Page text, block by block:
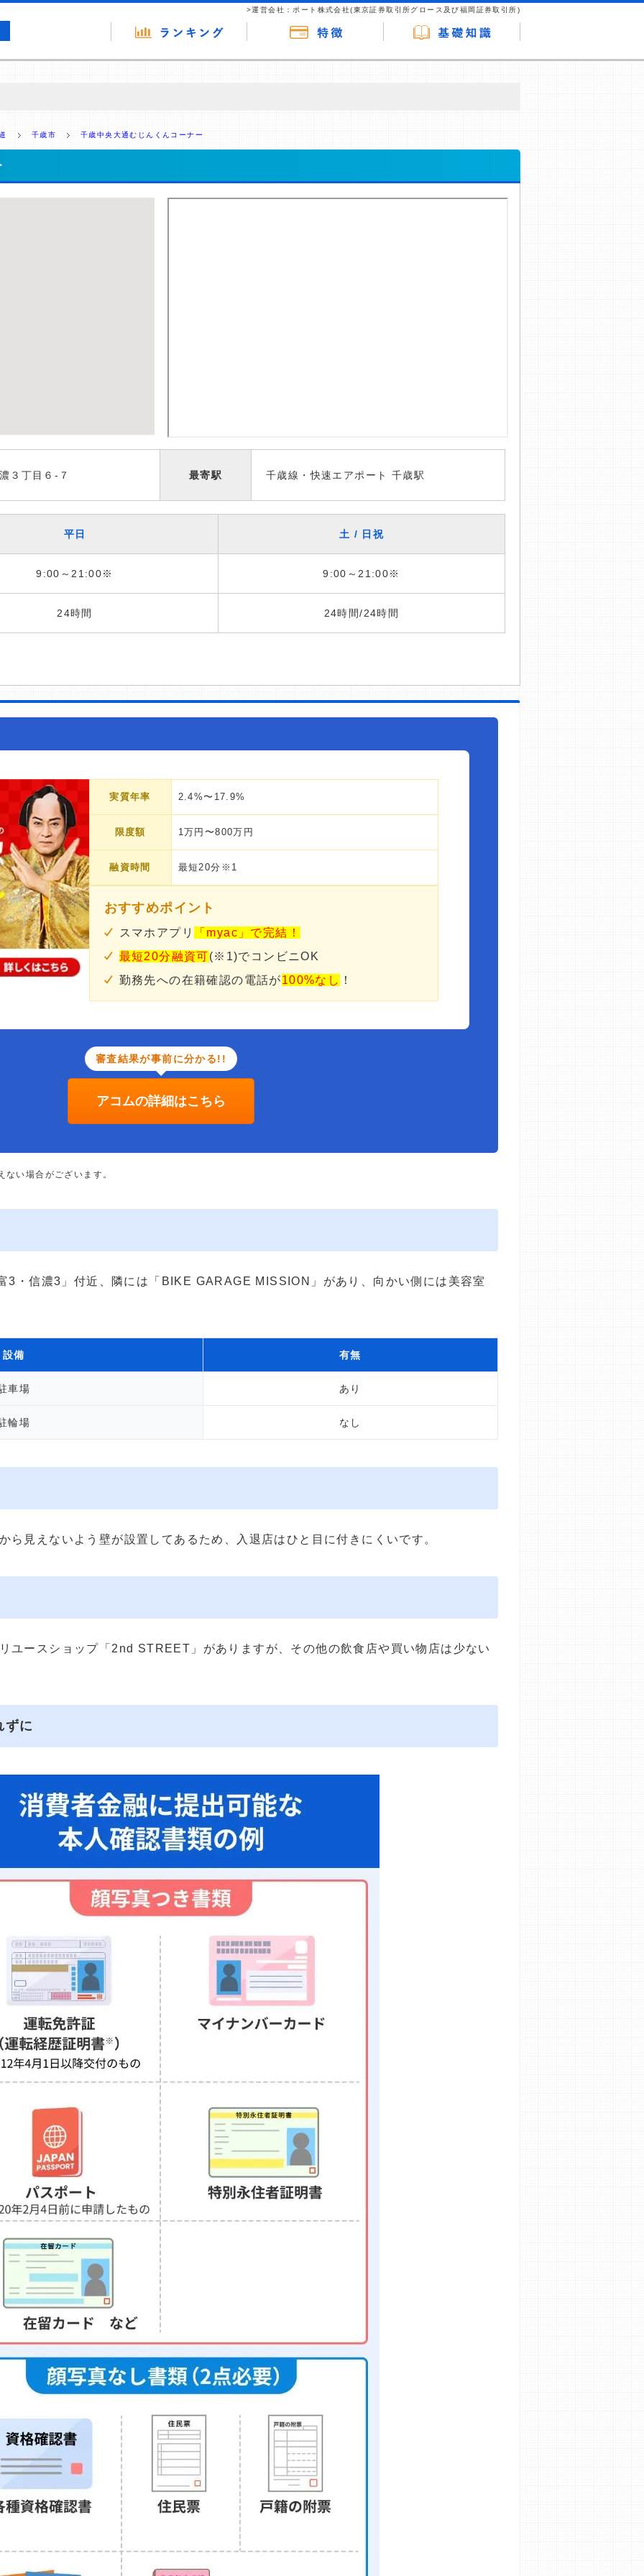
>運営会社：ポート株式会社(東京証券取引所グロース及び福岡証券取引所)
供を行っています。
千歳市 千歳中央大通むじんくんコーナー
３丁目６-７ 最寄駅 千歳線・快速エアポート 千歳駅
平日 土 / 日祝
9:00～21:00※ 9:00～21:00※
24時間 24時間/24時間
実質年率 2.4%〜17.9%
限度額 1万円〜800万円
融資時間 最短20分※1
おすすめポイント
スマホアプリ
「myac」で完結！
最短20分融資可(※1)でコンビニOK
勤務先への在籍確認の電話が100%なし ！
審査結果が事前に分かる!!
アコムの詳細はこちら
い場合がございます。
3・信濃3」付近、隣には「BIKE GARAGE MISSION」があり、向かい側には美容室
設備 有無
車場 あり
輪場 なし
ら見えないよう壁が設置してあるため、入退店はひと目に付きにくいです。
ユースショップ「2nd STREET」がありますが、その他の飲食店や買い物店は少ない
ずに